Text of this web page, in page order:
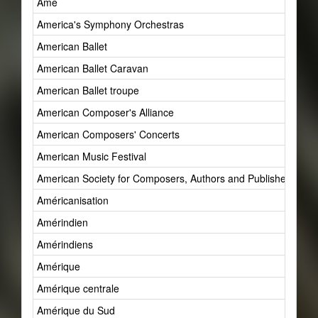
America's Symphony Orchestras
American Ballet
American Ballet Caravan
American Ballet troupe
American Composer's Alliance
American Composers' Concerts
American Music Festival
American Society for Composers, Authors and Publishers
Américanisation
Amérindien
Amérindiens
Amérique
Amérique centrale
Amérique du Sud